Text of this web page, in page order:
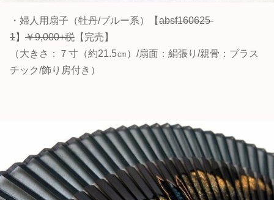
・婦人用扇子（牡丹/ブルー系）【absf160625-
1】 ￥9,000+税 【完売】
（大きさ：７寸（約21.5㎝）/扇面：絹張り/親骨：プラス
チック/飾り房付き）